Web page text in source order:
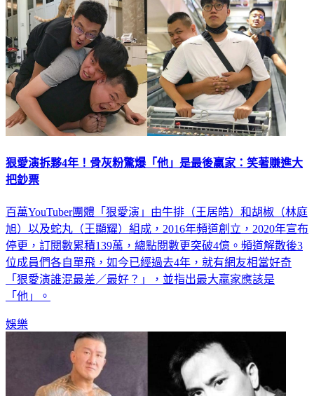
狠愛演拆夥4年！骨灰粉驚爆「他」是最後贏家：笑著賺進大
把鈔票
百萬YouTuber團體「狠愛演」由牛排（王居皓）和胡椒（林庭
旭）以及蛇丸（王顯耀）組成，2016年頻道創立，2020年宣布
停更，訂閱數累積139萬，總點閱數更突破4億。頻道解散後3
位成員們各自單飛，如今已經過去4年，就有網友相當好奇
「狠愛演誰混最差／最好？」，並指出最大贏家應該是
「他」。
娛樂